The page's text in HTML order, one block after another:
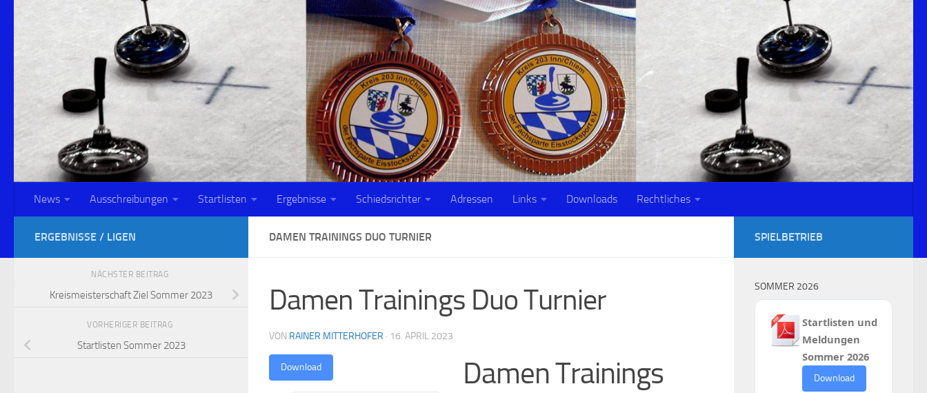
News Ausschreibungen Startlisten Ergebnisse Schiedsrichter Adressen Links Downloads Rechtliches
DAMEN TRAININGS DUO TURNIER
Damen Trainings Duo Turnier
VON RAINER MITTERHOFER · 16. APRIL 2023
Download
Damen Trainings
ERGEBNISSE / LIGEN
NÄCHSTER BEITRAG
Kreismeisterschaft Ziel Sommer 2023
VORHERIGER BEITRAG
Startlisten Sommer 2023
SPIELBETRIEB
SOMMER 2026
Startlisten und
Meldungen
Sommer 2026
Download